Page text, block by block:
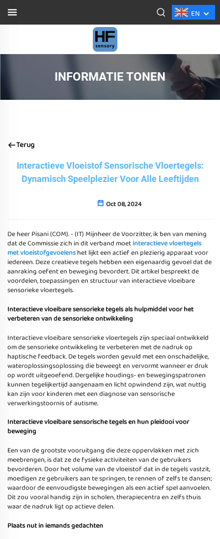
EN
INFORMATIE TONEN
Terug
Interactieve Vloeistof Sensorische Vloertegels:
Dynamisch Speelplezier Voor Alle Leeftijden
Oct 08, 2024
De heer Pisani (COM). - (IT) Mijnheer de Voorzitter, ik ben van mening
dat de Commissie zich in dit verband moetinteractieve vloertegels
met vloeistofgevoelenshet lijkt een actief en plezierig apparaat voor
iedereen. Deze creatieve tegels hebben een eigenaardig gevoel dat de
aanraking oefent en beweging bevordert. Dit artikel bespreekt de
voordelen, toepassingen en structuur van interactieve vloeibare
sensorieke vloertegels.
Interactieve vloeibare sensorieke tegels als hulpmiddel voor het
verbeteren van de sensorieke ontwikkeling
Interactieve vloeibare sensorieke vloertegels zijn speciaal ontwikkeld
om de sensorieke ontwikkeling te verbeteren met de nadruk op
haptische feedback. De tegels worden gevuld met een onschadelijke,
wateroplossingsoplossing die beweegt en vervormt wanneer er druk
op wordt uitgeoefend. Dergelijke houdings- en bewegingspatronen
kunnen tegelijkertijd aangenaam en licht opwindend zijn, wat nuttig
kan zijn voor kinderen met een diagnose van sensorische
verwerkingstoornis of autisme.
Interactieve vloeibare sensorische tegels en hun pleidooi voor
beweging
Een van de grootste vooruitgang die deze oppervlakken met zich
meebrengen, is dat ze de fysieke activiteiten van de gebruikers
bevorderen. Door het volume van de vloeistof dat in de tegels vastzit,
moedigen ze gebruikers aan te springen, te rennen of zelfs te dansen;
waardoor de eenvoudigste bewegingen als een actief spel aanvoelen.
Dit zou vooral handig zijn in scholen, therapiecentra en zelfs thuis
waar de nadruk ligt op actieve delen.
Plaats nut in iemands gedachten